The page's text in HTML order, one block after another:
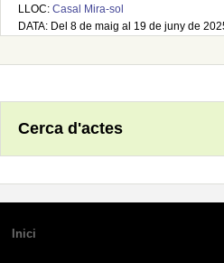
LLOC: Casal Mira-sol
DATA: Del 8 de maig al 19 de juny de
Cerca d'actes
Inici